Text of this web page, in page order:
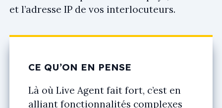
et l’adresse IP de vos interlocuteurs.
CE QU’ON EN PENSE
Là où Live Agent fait fort, c’est en
alliant fonctionnalités complexes